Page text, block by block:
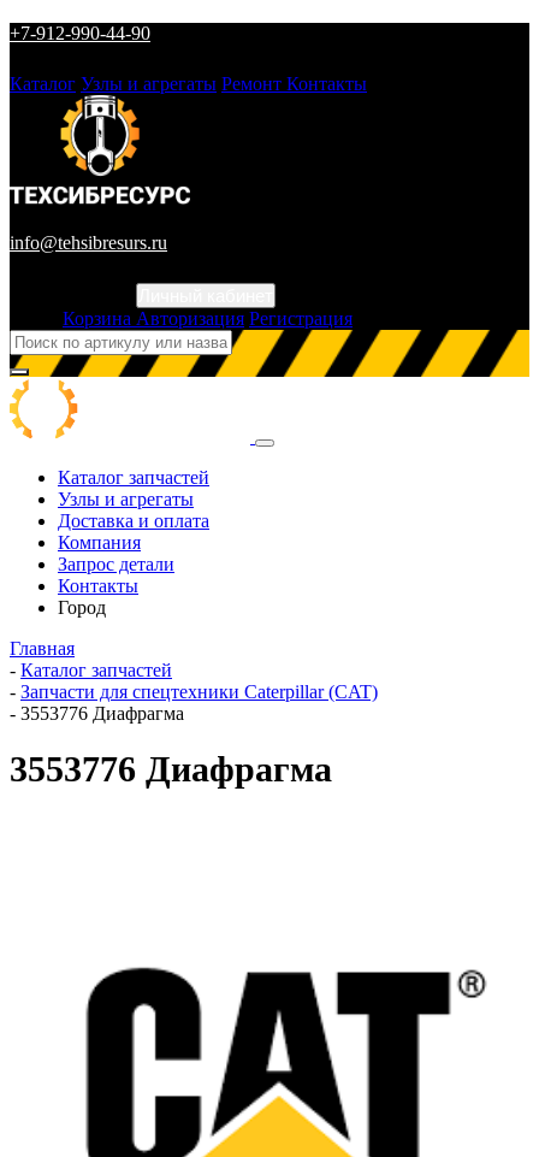
+7-912-990-44-90
Каталог Узлы и агрегаты Ремонт Контакты
info@tehsibresurs.ru
Корзина Авторизация Регистрация
Каталог запчастей
Узлы и агрегаты
Доставка и оплата
Компания
Запрос детали
Контакты
Город
Главная
- Каталог запчастей
- Запчасти для спецтехники Caterpillar (CAT)
- 3553776 Диафрагма
3553776 Диафрагма